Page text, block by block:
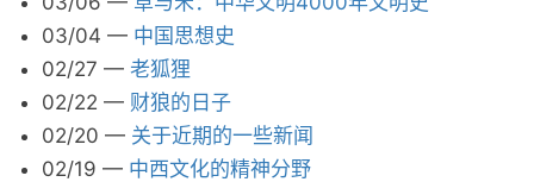
03/04 — 中国思想史
02/27 — 老狐狸
02/22 — 财狼的日子
02/20 — 关于近期的一些新闻
02/19 — 中西文化的精神分野